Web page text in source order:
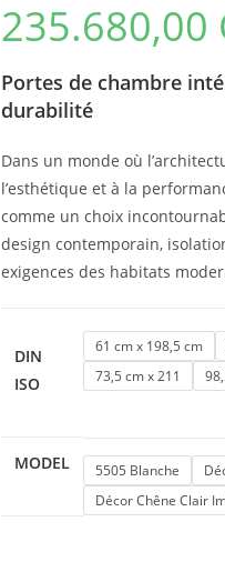
235.680,00
Portes de chambre
durabilité
Dans un monde où
l’esthétique et à la
comme un choix
design contemporain,
exigences des habitats
DIN
ISO
61 cm x 198,5 cm
73,5 cm x 211
MODEL 5505 Blanche
Décor Chêne Clair